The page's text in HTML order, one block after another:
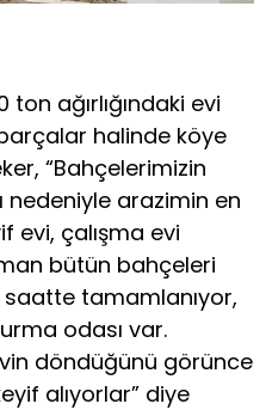
ağırlığındaki evi
parçalar halinde köye
“Bahçelerimizin
nedeniyle arazimin en
evi, çalışma evi
bütün bahçeleri
tamamlanıyor,
odası var.
döndüğünü görünce
alıyorlar” diye